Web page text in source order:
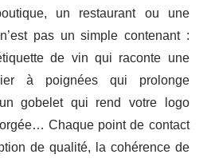
un restaurant ou une
pas un simple contenant :
de vin qui raconte une
à poignées qui prolonge
gobelet qui rend votre logo
Chaque point de contact
de qualité, la cohérence de